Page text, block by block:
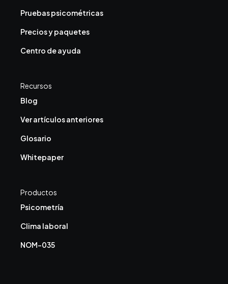
Pruebas psicométricas
Precios y paquetes
Centro de ayuda
Recursos
Blog
Ver artículos anteriores
Glosario
Whitepaper
Productos
Psicometría
Clima laboral
NOM-035